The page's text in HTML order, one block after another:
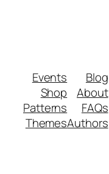
Blog
About
FAQs
Authors
Events
Shop
Patterns
Themes